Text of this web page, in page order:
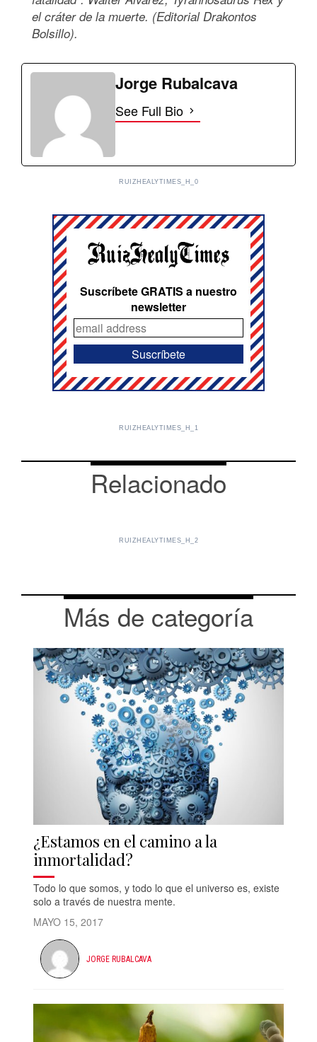
el cráter de la muerte. (Editorial Drakontos
Bolsillo).
Jorge Rubalcava
See Full Bio
RUIZHEALYTIMES_H_0
Suscríbete GRATIS a nuestro
newsletter
RUIZHEALYTIMES_H_1
Relacionado
RUIZHEALYTIMES_H_2
Más de categoría
¿Estamos en el camino a la
inmortalidad?
Todo lo que somos, y todo lo que el universo es, existe
solo a través de nuestra mente.
MAYO 15, 2017
JORGE RUBALCAVA